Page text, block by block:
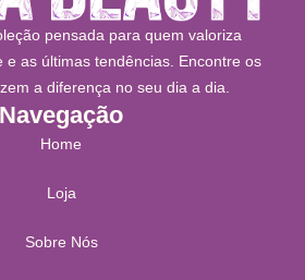
pensada para quem valoriza
e as últimas tendências. Encontre os
a diferença no seu dia a dia.
Navegação
Home
Loja
Sobre Nós